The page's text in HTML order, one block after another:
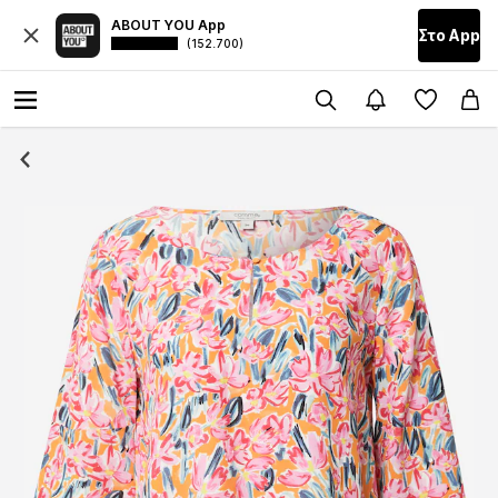
ABOUT YOU App
(152.700) Στο Αpp